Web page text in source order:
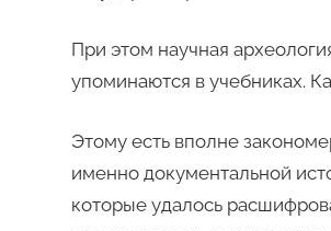
При этом научная
упоминаются в учебниках.
Этому есть вполне
именно документальной
которые удалось